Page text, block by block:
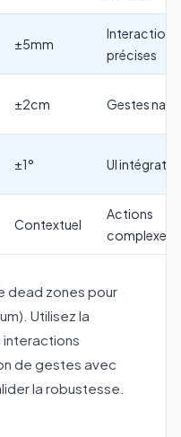
±5mm
Interactions
précises
±2cm Gestes
±1° UI
Contextuel
Actions
complexes
dead zones pour
Utilisez la
de gestes avec
la robustesse.